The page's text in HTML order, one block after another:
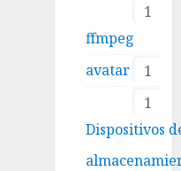
1
ffmpeg
1
avatar
1
Dispositivos